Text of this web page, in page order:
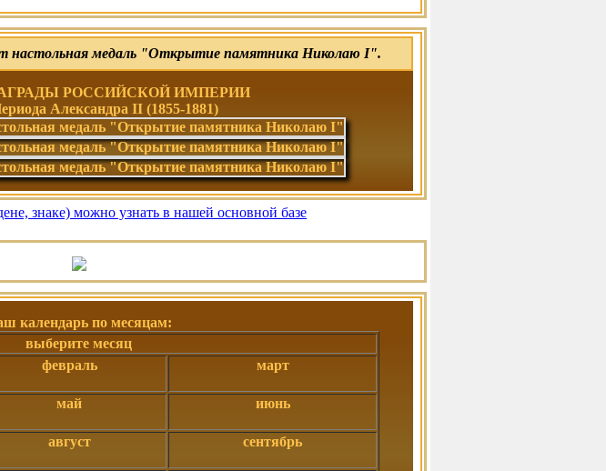
настольная медаль "Открытие памятника Николаю I".
НАГРАДЫ РОССИЙСКОЙ ИМПЕРИИ
Александра II (1855-1881)
знаке) можно узнать в нашей основной базе
календарь по месяцам:
выберите месяц
февраль март
май июнь
август сентябрь